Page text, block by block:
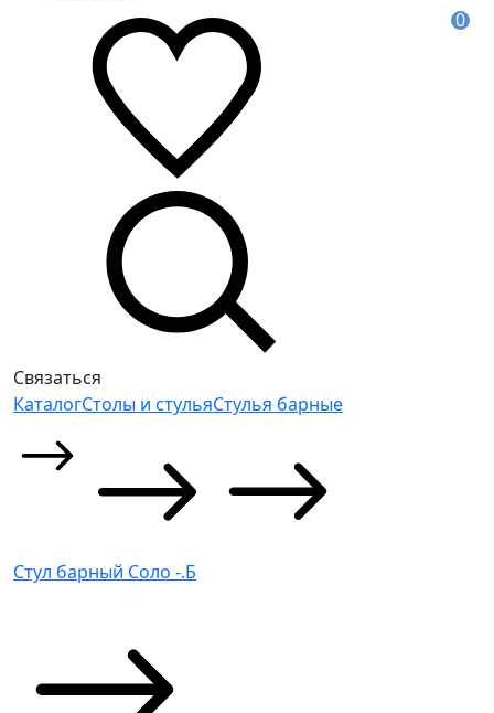
0
Связаться
КаталогСтолы и стульяСтулья барные
Стул барный Соло -.Б